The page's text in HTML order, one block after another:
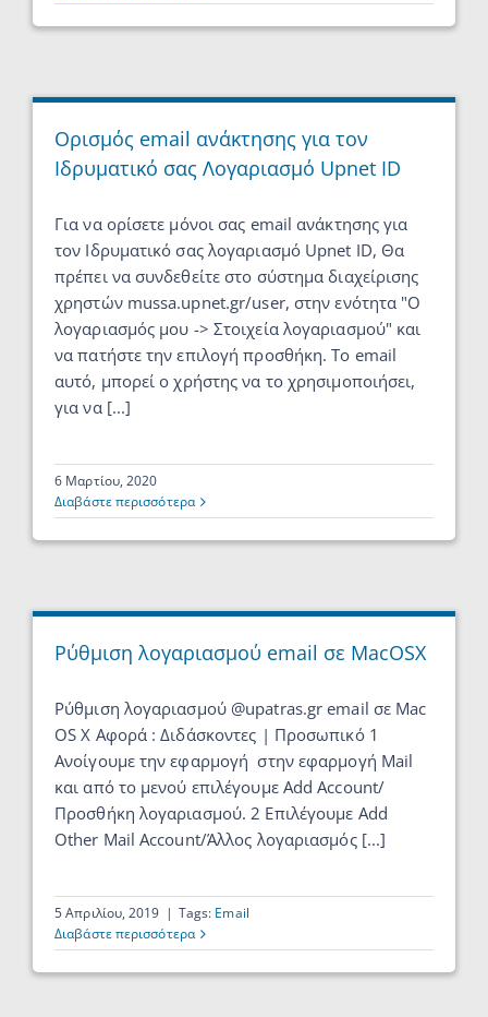
Ορισμός email ανάκτησης για τον
Ιδρυματικό σας Λογαριασμό Upnet ID
Για να ορίσετε μόνοι σας email ανάκτησης για
τον Ιδρυματικό σας λογαριασμό Upnet ID, Θα
πρέπει να συνδεθείτε στο σύστημα διαχείρισης
χρηστών mussa.upnet.gr/user, στην ενότητα "Ο
λογαριασμός μου -> Στοιχεία λογαριασμού" και
να πατήστε την επιλογή προσθήκη. Το email
αυτό, μπορεί ο χρήστης να το χρησιμοποιήσει,
για να [...]
6 Μαρτίου, 2020
Διαβάστε περισσότερα
Ρύθμιση λογαριασμού email σε MacOSX
Ρύθμιση λογαριασμού @upatras.gr email σε Mac
OS X Αφορά : Διδάσκοντες | Προσωπικό 1
Ανοίγουμε την εφαρμογή στην εφαρμογή Mail
και από το μενού επιλέγουμε Add Account/
Προσθήκη λογαριασμού. 2 Επιλέγουμε Add
Other Mail Account/Άλλος λογαριασμός [...]
5 Απριλίου, 2019 | Tags: Email
Διαβάστε περισσότερα